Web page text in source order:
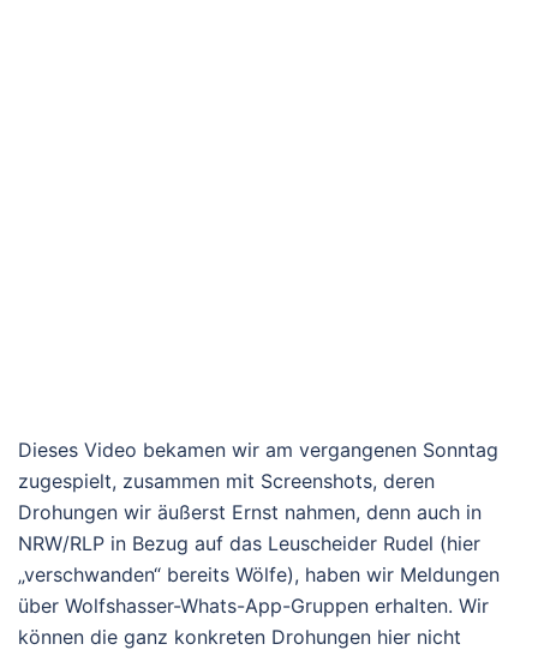
Dieses Video bekamen wir am vergangenen Sonntag
zugespielt, zusammen mit Screenshots, deren
Drohungen wir äußerst Ernst nahmen, denn auch in
NRW/RLP in Bezug auf das Leuscheider Rudel (hier
„verschwanden“ bereits Wölfe), haben wir Meldungen
über Wolfshasser-Whats-App-Gruppen erhalten. Wir
können die ganz konkreten Drohungen hier nicht